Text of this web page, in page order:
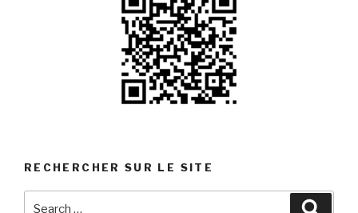
RECHERCHER SUR LE SITE